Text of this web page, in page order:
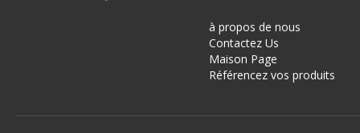
à propos de nous
Contactez Us
Maison Page
Référencez vos produits